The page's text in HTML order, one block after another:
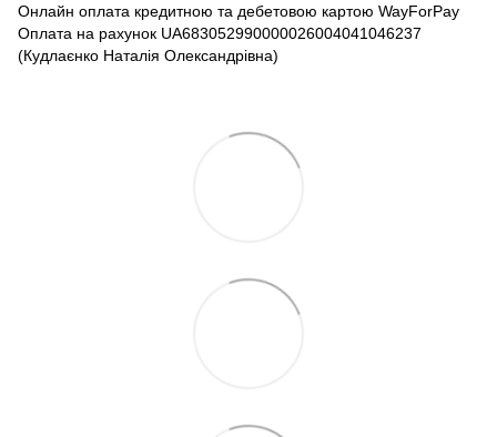
Онлайн оплата кредитною та дебетовою картою WayForPay
Оплата на рахунок UA683052990000026004041046237
(Кудлаєнко Наталія Олександрівна)